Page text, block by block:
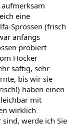
eine
Sprossen (frisch
anfangs
probiert
Hocker
saftig, sehr
bis wir sie
haben einen
mit
wirklich
werde ich Sie